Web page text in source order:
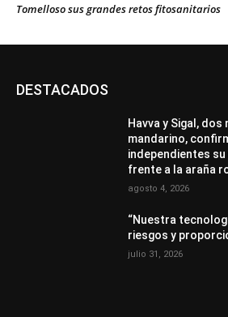
Tomelloso sus grandes retos fitosanitarios
DESTACADOS
Havva y Sigal,
mandarino,
independientes
frente a la araña
agosto 4, 2026
“Nuestra
riesgos y
julio 31, 2026